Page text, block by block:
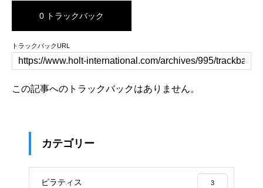
0 トラックバック
トラックバックURL
この記事へのトラックバックはありません。
カテゴリー
ピラティス 3